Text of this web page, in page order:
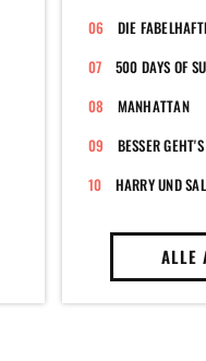
DIE
500 DAYS OF
MANHATTAN
BESSER
HARRY UND
ALLE